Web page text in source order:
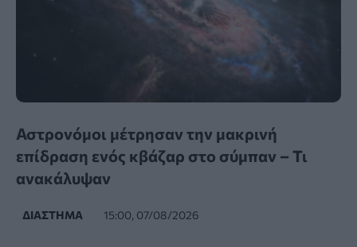
Αστρονόμοι μέτρησαν την μακρινή
επίδραση ενός κβάζαρ στο σύμπαν – Τι
ανακάλυψαν
ΔΙΆΣΤΗΜΑ 15:00, 07/08/2026